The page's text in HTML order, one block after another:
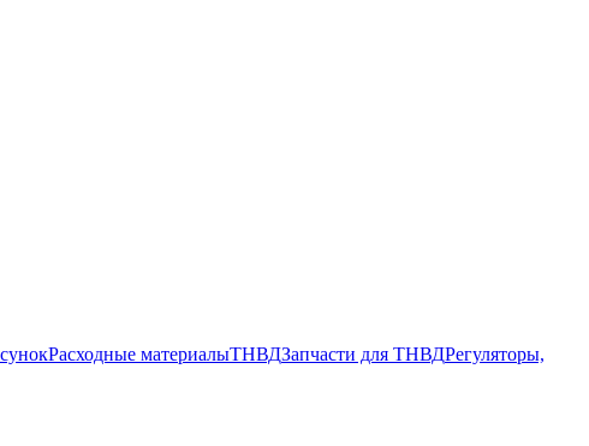
Расходные материалыТНВДЗапчасти для ТНВДРегуляторы,